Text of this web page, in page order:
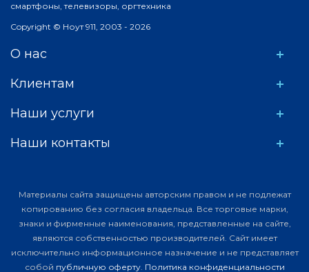
смартфоны, телевизоры, оргтехника
Copyright © Ноут 911, 2003 - 2026
О нас
Клиентам
Наши услуги
Наши контакты
Материалы сайта защищены авторским правом и не подлежат
копированию без согласия владельца. Все торговые марки,
знаки и фирменные наименования, представленные на сайте,
являются собственностью производителей. Сайт имеет
исключительно информационное назначение и не представляет
собой публичную оферту. Политика конфиденциальности